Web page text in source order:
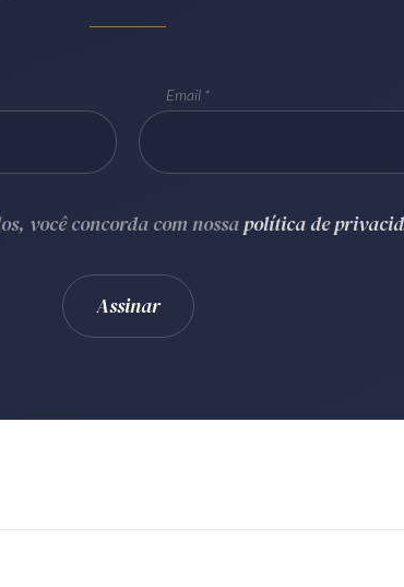
Email
você concorda com nossapolítica de